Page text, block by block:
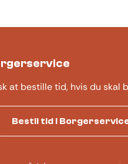
at bestille tid, hvis du skal
Bestil tid i